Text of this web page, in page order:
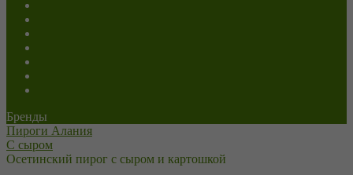
Бренды
Пироги Алания
С сыром
Осетинский пирог с сыром и картошкой